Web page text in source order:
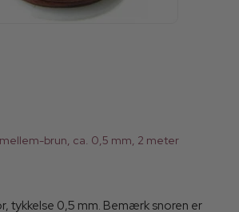
brun, ca. 0,5 mm, 2 meter
tykkelse 0,5 mm. Bemærk snoren er